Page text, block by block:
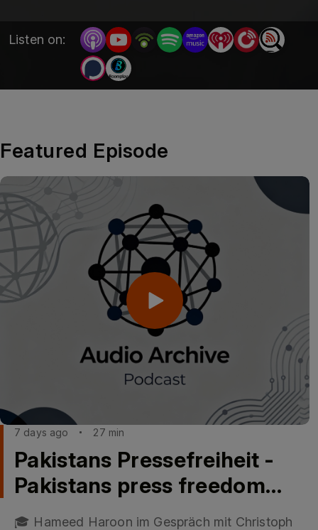
Listen on:
Featured Episode
7 days ago 27 min
Pakistans Pressefreiheit -
Pakistans press freedom
mit/with Hameed Haroon
🎓 Hameed Haroon im Gespräch mit Christoph